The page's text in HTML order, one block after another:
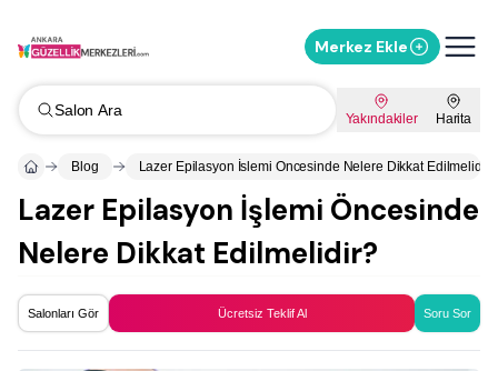
Merkez Ekle
Salon Ara Yakındakiler Harita
Blog Lazer Epilasyon İslemi Oncesinde Nelere Dikkat Edilmelidir
Lazer Epilasyon İşlemi Öncesinde
Nelere Dikkat Edilmelidir?
Salonları Gör Ücretsiz Teklif Al Soru Sor